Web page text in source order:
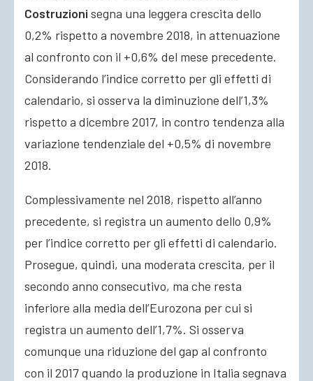
Costruzioni segna una leggera crescita dello
0,2% rispetto a novembre 2018, in attenuazione
al confronto con il +0,6% del mese precedente.
Considerando l’indice corretto per gli effetti di
calendario, si osserva la diminuzione dell’1,3%
rispetto a dicembre 2017, in contro tendenza alla
variazione tendenziale del +0,5% di novembre
2018.
Complessivamente nel 2018, rispetto all’anno
precedente, si registra un aumento dello 0,9%
per l’indice corretto per gli effetti di calendario.
Prosegue, quindi, una moderata crescita, per il
secondo anno consecutivo, ma che resta
inferiore alla media dell’Eurozona per cui si
registra un aumento dell’1,7%. Si osserva
comunque una riduzione del gap al confronto
con il 2017 quando la produzione in Italia segnava